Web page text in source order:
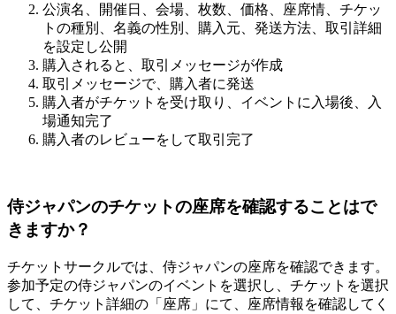
公演名、開催日、会場、枚数、価格、座席情、チケッ
トの種別、名義の性別、購入元、発送方法、取引詳細
を設定し公開
購入されると、取引メッセージが作成
取引メッセージで、購入者に発送
購入者がチケットを受け取り、イベントに入場後、入
場通知完了
購入者のレビューをして取引完了
侍ジャパンのチケットの座席を確認することはで
きますか？
チケットサークルでは、侍ジャパンの座席を確認できます。
参加予定の侍ジャパンのイベントを選択し、チケットを選択
して、チケット詳細の「座席」にて、座席情報を確認してく